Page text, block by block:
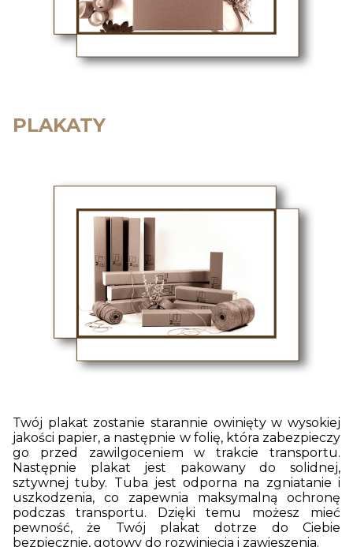
PLAKATY
Twój plakat zostanie starannie owinięty w wysokiej
jakości papier, a następnie w folię, która zabezpieczy
go przed zawilgoceniem w trakcie transportu.
Następnie plakat jest pakowany do solidnej,
sztywnej tuby. Tuba jest odporna na zgniatanie i
uszkodzenia, co zapewnia maksymalną ochronę
podczas transportu. Dzięki temu możesz mieć
pewność, że Twój plakat dotrze do Ciebie
bezpiecznie, gotowy do rozwinięcia i zawieszenia.